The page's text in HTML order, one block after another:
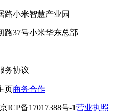
路小米智慧产业园
路37号小米华东总部
务协议
页商务合作
京ICP备17017388号-1营业执照